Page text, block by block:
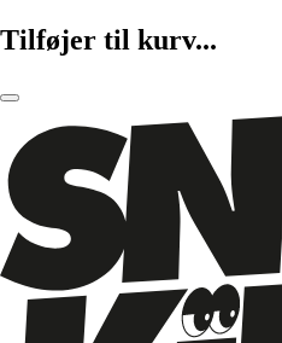
Tilføjer til kurv...